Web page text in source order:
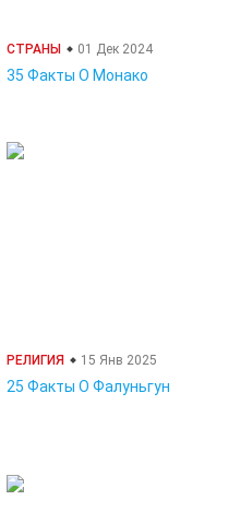
СТРАНЫ 01 Дек 2024
35 Факты О Монако
РЕЛИГИЯ 15 Янв 2025
25 Факты О Фалуньгун